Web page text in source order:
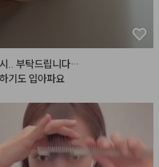
.. 부탁드립니다…
기도 입아파요